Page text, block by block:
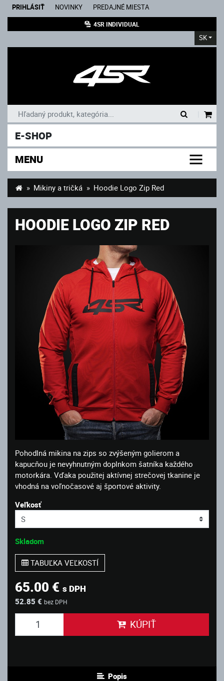
PRIHLÁSIŤ NOVINKY PREDAJNÉ MIESTA
4SR INDIVIDUAL
SK
E-SHOP
MENU
Mikiny a tričká Hoodie Logo Zip Red
HOODIE LOGO ZIP RED
Pohodlná mikina na zips so zvýšeným golierom a
kapucňou je nevyhnutným doplnkom šatníka každého
motorkára. Vďaka použitej aktívnej strečovej tkanine je
vhodná na voľnočasové aj športové aktivity.
Veľkosť
Skladom
TABUĽKA VEĽKOSTÍ
65.00 € s DPH
52.85 € bez DPH
KÚPIŤ
Popis